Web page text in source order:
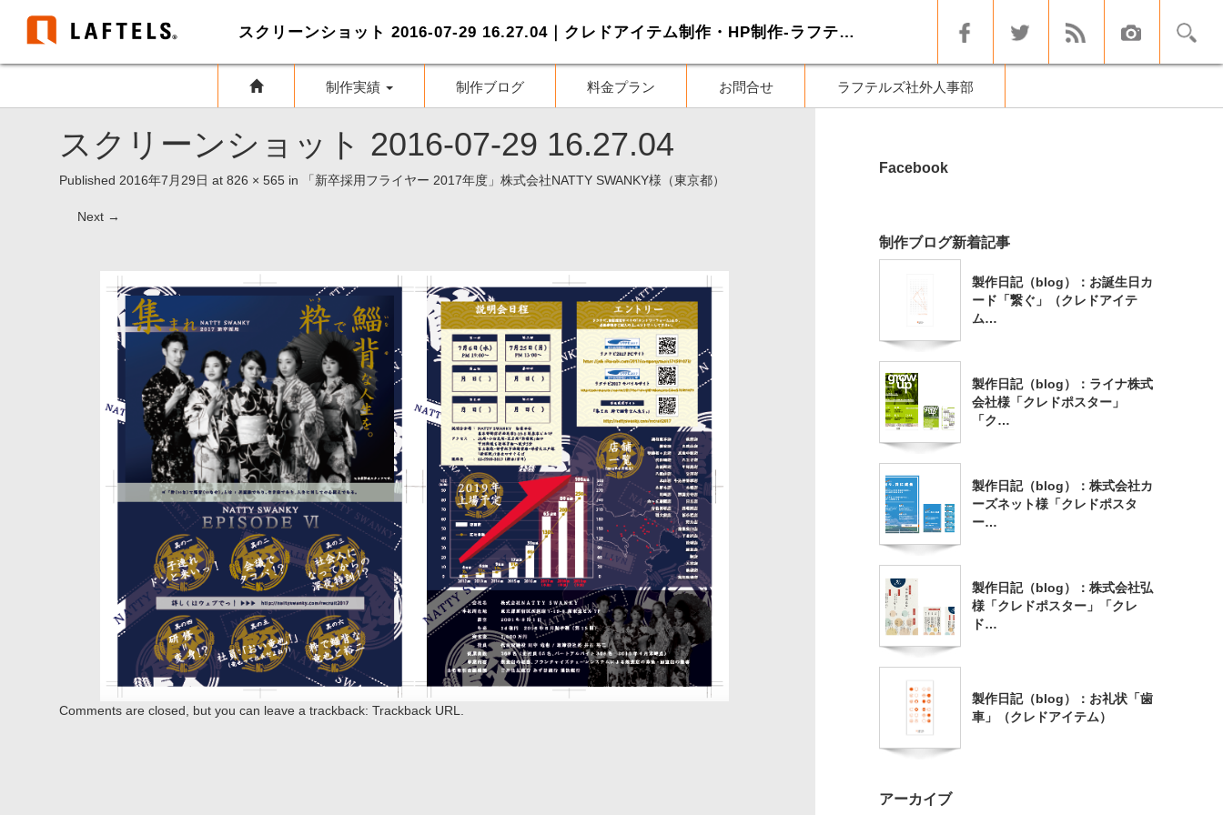
スクリーンショット 2016-07-29 16.27.04｜クレドアイテム制作・HP制作-ラフテルズ
制作実績 制作ブログ 料金プラン お問合せ ラフテルズ社外人事部
スクリーンショット 2016-07-29 16.27.04
Published 2016年7月29日 at 826 × 565 in 「新卒採用フライヤー 2017年度」株式会社NATTY SWANKY様（東京都）
Next →
Comments are closed, but you can leave a trackback: Trackback URL
Facebook
制作ブログ新着記事
製作日記（blog）：お誕生日カ
ード「繋ぐ」（クレドアイテ
ム…
製作日記（blog）：ライナ株式
会社様「クレドポスター」
「ク…
製作日記（blog）：株式会社カ
ーズネット様「クレドポスタ
ー…
製作日記（blog）：株式会社弘
様「クレドポスター」「クレ
ド…
製作日記（blog）：お礼状「歯
車」（クレドアイテム）
アーカイブ